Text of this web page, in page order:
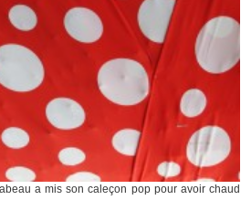
a mis son caleçon pop pour avoir chaud